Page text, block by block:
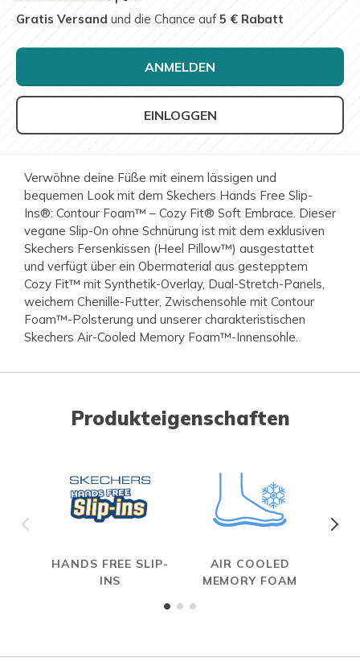
Gratis Versand und die Chance auf5 € Rabatt
ANMELDEN
EINLOGGEN
Verwöhne deine Füße mit einem lässigen und
bequemen Look mit dem Skechers Hands Free Slip-
Ins®: Contour Foam™ – Cozy Fit® Soft Embrace. Dieser
vegane Slip-On ohne Schnürung ist mit dem exklusiven
Skechers Fersenkissen (Heel Pillow™) ausgestattet
und verfügt über ein Obermaterial aus gestepptem
Cozy Fit™ mit Synthetik-Overlay, Dual-Stretch-Panels,
weichem Chenille-Futter, Zwischensohle mit Contour
Foam™-Polsterung und unserer charakteristischen
Skechers Air-Cooled Memory Foam™-Innensohle.
Produkteigenschaften
HANDS FREE SLIP-
INS
AIR COOLED
MEMORY FOAM